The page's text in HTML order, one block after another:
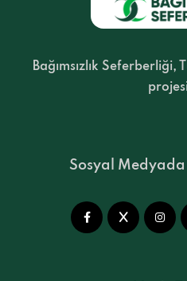
Bağımsızlık Seferberliği,
Sosyal Medyada